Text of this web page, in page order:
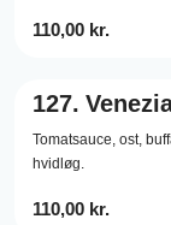
110,00 kr.
127.
Tomatsauce, ost,
hvidløg.
110,00 kr.